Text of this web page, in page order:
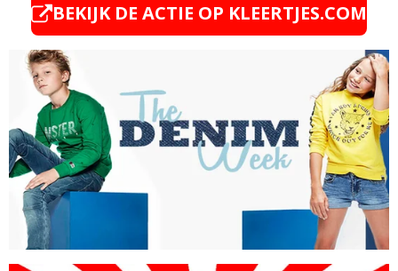
BEKIJK DE ACTIE OP KLEERTJES.COM